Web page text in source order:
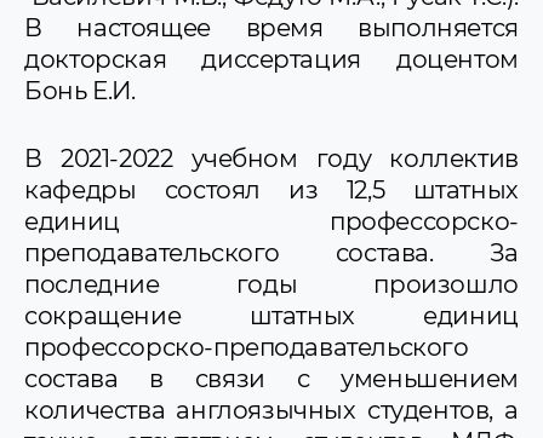
В настоящее время выполняется
докторская диссертация доцентом
Бонь Е.И.
В 2021-2022 учебном году коллектив
кафедры состоял из 12,5 штатных
единиц профессорско-
преподавательского состава. За
последние годы произошло
сокращение штатных единиц
профессорско-преподавательского
состава в связи с уменьшением
количества англоязычных студентов, а